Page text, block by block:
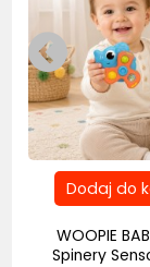
WOOPIE
Spinery